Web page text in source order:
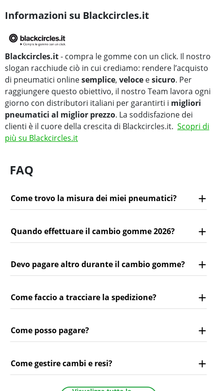
Informazioni su Blackcircles.it
Blackcircles.it- compra le gomme con un click. Il nostro
slogan racchiude ciò in cui crediamo: rendere l’acquisto
di pneumatici onlinesemplice, veloce esicuro. Per
raggiungere questo obiettivo, il nostro Team lavora ogni
giorno con distributori italiani per garantirti i migliori
pneumatici al miglior prezzo. La soddisfazione dei
clienti è il cuore della crescita di Blackcircles.it. Scopri di
più su Blackcircles.it
FAQ
Come trovo la misura dei miei pneumatici?
Quando effettuare il cambio gomme 2026?
Devo pagare altro durante il cambio gomme?
Come faccio a tracciare la spedizione?
Come posso pagare?
Come gestire cambi e resi?